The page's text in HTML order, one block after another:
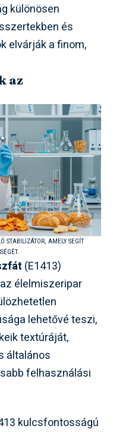
különösen
és
elvárják a finom,
az
STABILIZÁTOR, AMELY SEGÍT
(E1413)
élelmiszeripar
lehetővé teszi,
textúráját,
általános
felhasználási
kulcsfontosságú